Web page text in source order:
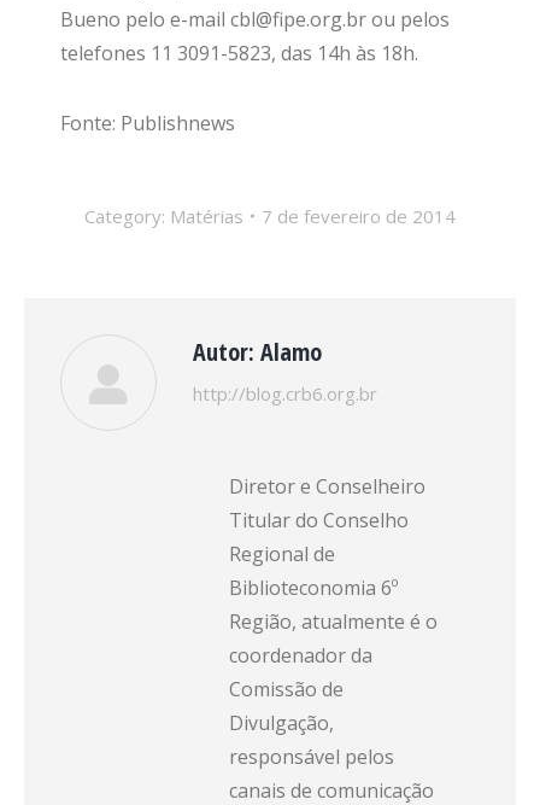
Bueno pelo e-mail cbl@fipe.org.br ou pelos
telefones 11 3091-5823, das 14h às 18h.
Fonte: Publishnews
Category: Matérias 7 de fevereiro de 2014
Autor: Alamo
http://blog.crb6.org.br
Diretor e Conselheiro
Titular do Conselho
Regional de
Biblioteconomia 6º
Região, atualmente é o
coordenador da
Comissão de
Divulgação,
responsável pelos
canais de comunicação